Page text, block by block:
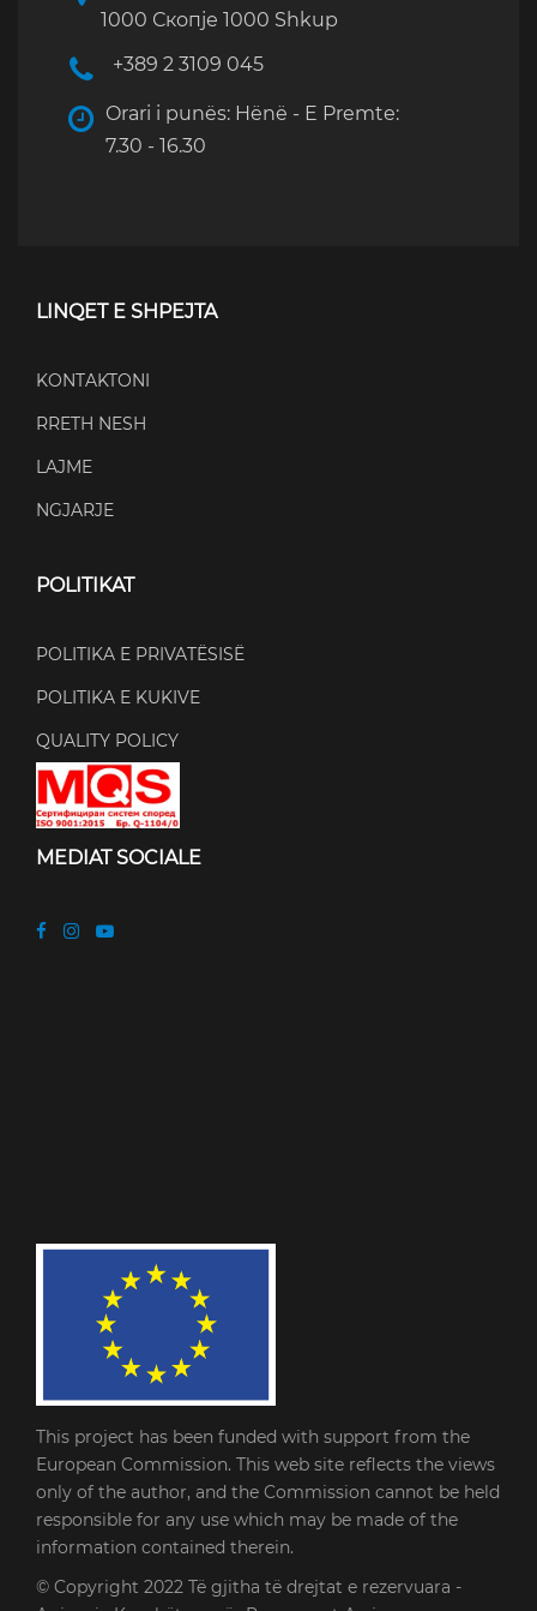
1000 Скопје 1000 Shkup
+389 2 3109 045
Orari i punës: Hënë - E Premte:
7.30 - 16.30
LINQET E SHPEJTA
KONTAKTONI
RRETH NESH
LAJME
NGJARJE
POLITIKAT
POLITIKA E PRIVATËSISË
POLITIKA E KUKIVE
QUALITY POLICY
MEDIAT SOCIALE
This project has been funded with support from the
European Commission. This web site reflects the views
only of the author, and the Commission cannot be held
responsible for any use which may be made of the
information contained therein.
© Copyright 2022 Të gjitha të drejtat e rezervuara -